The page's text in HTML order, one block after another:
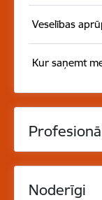
Veselības
Kur saņemt
Noderīgi